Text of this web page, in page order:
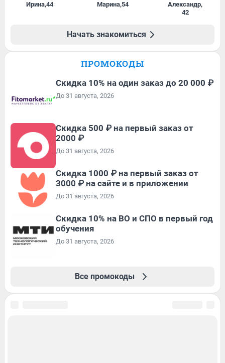
Ирина,44 Марина,54 Александр,
42
Начать знакомиться
ПРОМОКОДЫ
Скидка 10% на один заказ до 20 000 ₽
До 31 августа, 2026
Скидка 500 ₽ на первый заказ от
2000 ₽
До 31 августа, 2026
Скидка 1000 ₽ на первый заказ от
3000 ₽ на сайте и в приложении
До 31 августа, 2026
Скидка 10% на ВО и СПО в первый год
обучения
До 31 августа, 2026
Все промокоды